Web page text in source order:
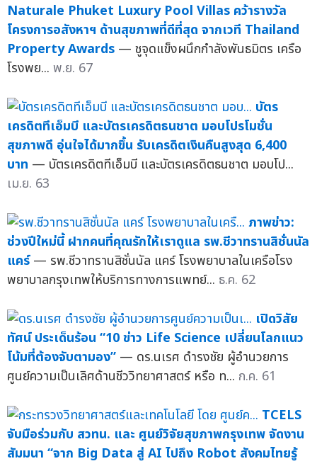
Naturale Phuket Luxury Pool Villas คว้ารางวัล
โครงการอสังหาฯ ด้านสุขภาพที่ดีที่สุด จากเวที Thailand
Property Awards — ชูจุดแข็งผนึกกำลังพันธมิตร เครือ
โรงพย... พ.ย. 67
บัตร
เครดิตทีเอ็มบี และบัตรเครดิตธนชาต มอบโปรโมชั่น
สุขภาพดี อุ่นใจได้มากขึ้น รับเครดิตเงินคืนสูงสุด 6,400
บาท — บัตรเครดิตทีเอ็มบี และบัตรเครดิตธนชาต มอบโป...
เม.ย. 63
ภาพข่าว:
ช่วงปีใหม่นี้ ฝากคนที่คุณรักให้เราดูแล รพ.ชีวาทรานสิชั่นนัล
แคร์ — รพ.ชีวาทรานสิชั่นนัล แคร์ โรงพยาบาลในเครือโรง
พยาบาลกรุงเทพให้บริการทางการแพทย์... ธ.ค. 62
เปิดวิสัย
ทัศน์ ประเด็นร้อน “10 ข่าว Life Science เปลี่ยนโลกแนว
โน้มที่ต้องจับตามอง” — ดร.นเรศ ดำรงชัย ผู้อำนวยการ
ศูนย์ความเป็นเลิศด้านชีววิทยาศาสตร์ หรือ ท... ก.ค. 61
TCELS
จับมือร่วมกับ สวทน. และ ศูนย์วิจัยสุขภาพกรุงเทพ จัดงาน
สัมมนา “จาก Big Data สู่ AI ไปถึง Robot สังคมไทยรู้